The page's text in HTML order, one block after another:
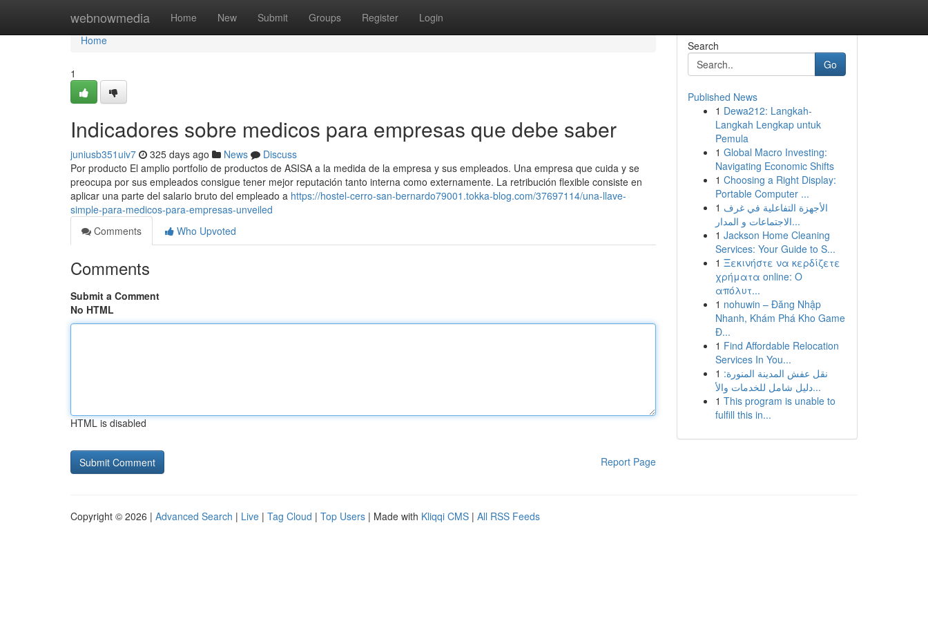
webnowmedia Home New Submit Groups Register Login
Home
Home
1
Indicadores sobre medicos para empresas que debe saber
juniusb351uiv7 325 days ago News
Discuss
Por producto El amplio portfolio de productos de ASISA a la medida de la empresa y sus empleados. Una empresa que cuida y se
preocupa por sus empleados consigue tener mejor reputación tanto interna como externamente. La retribución flexible consiste en
aplicar una parte del salario bruto del empleado a https://hostel-cerro-san-bernardo79001.tokka-blog.com/37697114/una-llave-
simple-para-medicos-para-empresas-unveiled
Comments
Who Upvoted
Comments
Submit a Comment
No HTML
HTML is disabled
Report Page
Search
Go
Published News
1 Dewa212: Langkah-
Langkah Lengkap untuk
Pemula
1 Global Macro Investing:
Navigating Economic Shifts
1 Choosing a Right Display:
Portable Computer ...
1 الأجهزة التفاعلية في غرف
الاجتماعات و المدار...
1 Jackson Home Cleaning
Services: Your Guide to S...
1 Ξεκινήστε να κερδίζετε
χρήματα online: Ο
απόλυτ...
1 nohuwin – Đăng Nhập
Nhanh, Khám Phá Kho Game
Đ...
1 Find Affordable Relocation
Services In You...
1 نقل عفش المدينة المنورة:
دليل شامل للخدمات والأ...
1 This program is unable to
fulfill this in...
Copyright © 2026 | Advanced Search | Live | Tag Cloud | Top Users | Made with Kliqqi CMS | All RSS Feeds